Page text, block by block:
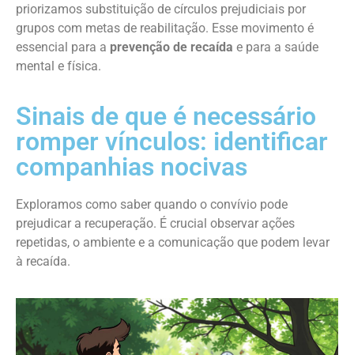
priorizamos substituição de círculos prejudiciais por
grupos com metas de reabilitação. Esse movimento é
essencial para a prevenção de recaída e para a saúde
mental e física.
Sinais de que é necessário
romper vínculos: identificar
companhias nocivas
Exploramos como saber quando o convívio pode
prejudicar a recuperação. É crucial observar ações
repetidas, o ambiente e a comunicação que podem levar
à recaída.